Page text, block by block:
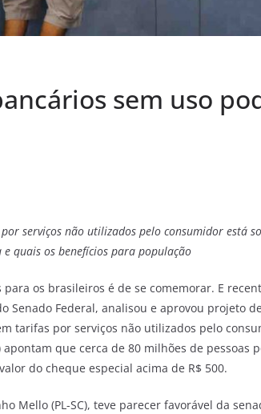
sem uso
serviços não utilizados pelo consumidor está
quais os benefícios para população
os brasileiros é de se comemorar. E
Senado Federal, analisou e aprovou projeto
tarifas por serviços não utilizados pelo
que cerca de 80 milhões de pessoas
do cheque especial acima de R$ 500.
Mello (PL-SC), teve parecer favorável da